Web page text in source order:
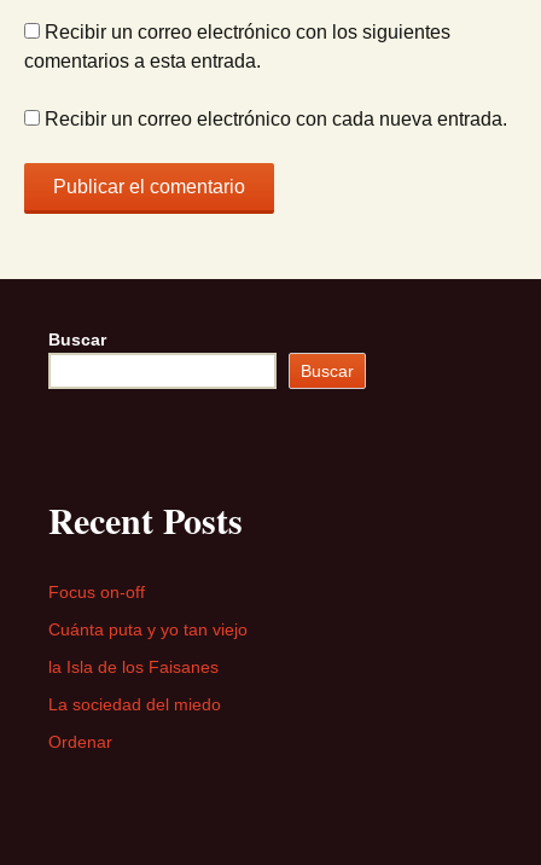
Recibir un correo electrónico con los siguientes
comentarios a esta entrada.
Recibir un correo electrónico con cada nueva entrada.
Buscar
Buscar
Recent Posts
Focus on-off
Cuánta puta y yo tan viejo
la Isla de los Faisanes
La sociedad del miedo
Ordenar